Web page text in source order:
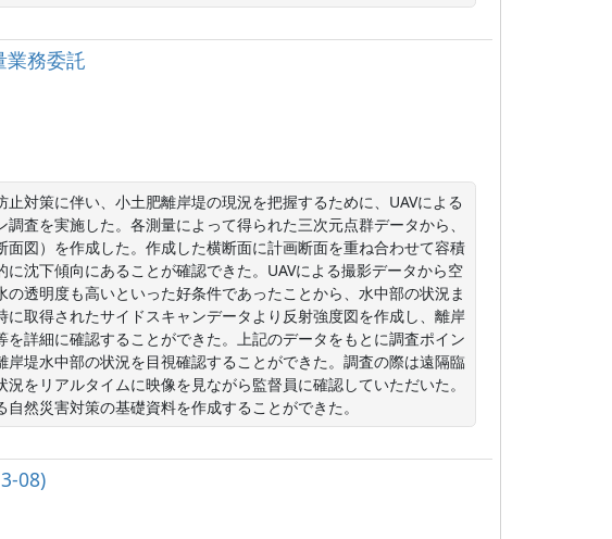
業務委託
対策に伴い、小土肥離岸堤の現況を把握するために、UAVによる
査を実施した。各測量によって得られた三次元点群データから、
図）を作成した。作成した横断面に計画断面を重ね合わせて容積
沈下傾向にあることが確認できた。UAVによる撮影データから空
透明度も高いといった好条件であったことから、水中部の状況ま
取得されたサイドスキャンデータより反射強度図を作成し、離岸
詳細に確認することができた。上記のデータをもとに調査ポイン
岸堤水中部の状況を目視確認することができた。調査の際は遠隔臨
をリアルタイムに映像を見ながら監督員に確認していただいた。
然災害対策の基礎資料を作成することができた。
08)